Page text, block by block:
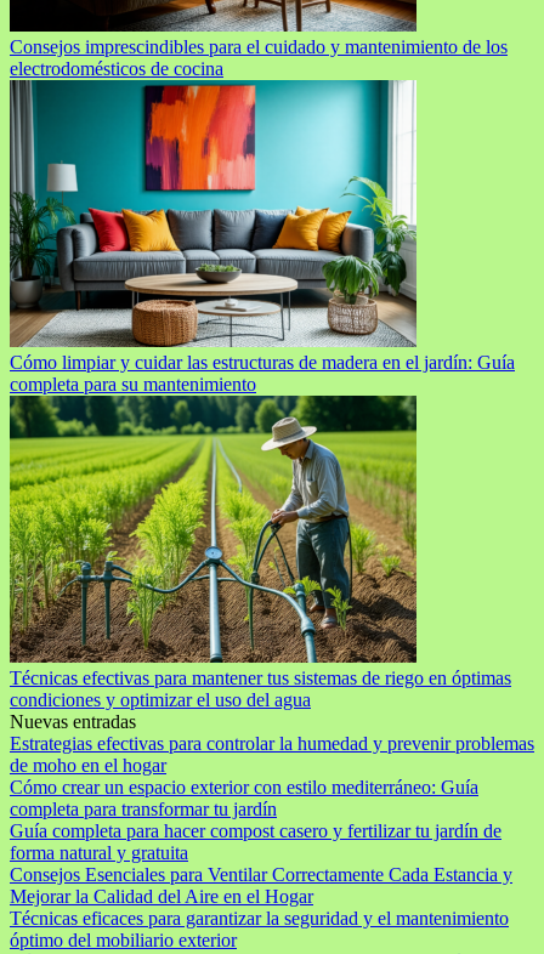
Consejos imprescindibles para el cuidado y mantenimiento de los
electrodomésticos de cocina
Cómo limpiar y cuidar las estructuras de madera en el jardín: Guía
completa para su mantenimiento
Técnicas efectivas para mantener tus sistemas de riego en óptimas
condiciones y optimizar el uso del agua
Nuevas entradas
Estrategias efectivas para controlar la humedad y prevenir problemas
de moho en el hogar
Cómo crear un espacio exterior con estilo mediterráneo: Guía
completa para transformar tu jardín
Guía completa para hacer compost casero y fertilizar tu jardín de
forma natural y gratuita
Consejos Esenciales para Ventilar Correctamente Cada Estancia y
Mejorar la Calidad del Aire en el Hogar
Técnicas eficaces para garantizar la seguridad y el mantenimiento
óptimo del mobiliario exterior